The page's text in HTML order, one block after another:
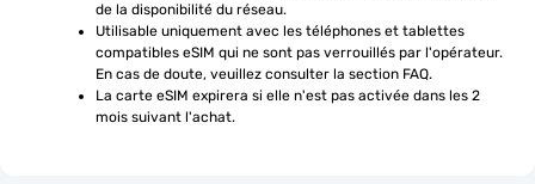
de la disponibilité du réseau.
Utilisable uniquement avec les téléphones et tablettes
compatibles eSIM qui ne sont pas verrouillés par l'opérateur.
En cas de doute, veuillez consulter la section FAQ.
La carte eSIM expirera si elle n'est pas activée dans les 2
mois suivant l'achat.